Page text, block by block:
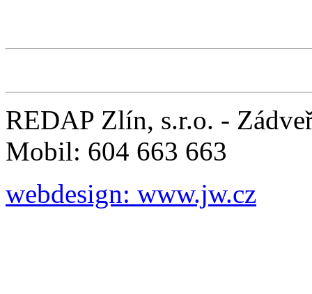
REDAP Zlín, s.r.o. -
Mobil: 604 663 663
webdesign: www.jw.cz